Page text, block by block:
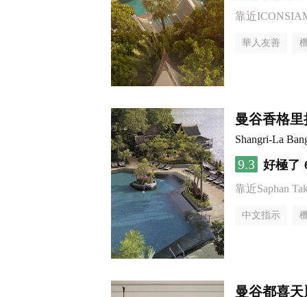
靠近
華人友善
曼谷香格
Shangri-La
9.3 好極了
靠近Saphan
中文指示
曼谷都喜